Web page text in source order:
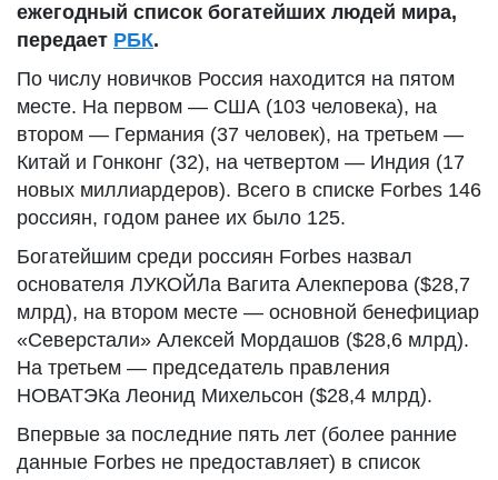
ежегодный список богатейших людей мира,
передает РБК.
По числу новичков Россия находится на пятом
месте. На первом — США (103 человека), на
втором — Германия (37 человек), на третьем —
Китай и Гонконг (32), на четвертом — Индия (17
новых миллиардеров). Всего в списке Forbes 146
россиян, годом ранее их было 125.
Богатейшим среди россиян Forbes назвал
основателя ЛУКОЙЛа Вагита Алекперова ($28,7
млрд), на втором месте — основной бенефициар
«Северстали» Алексей Мордашов ($28,6 млрд).
На третьем — председатель правления
НОВАТЭКа Леонид Михельсон ($28,4 млрд).
Впервые за последние пять лет (более ранние
данные Forbes не предоставляет) в список